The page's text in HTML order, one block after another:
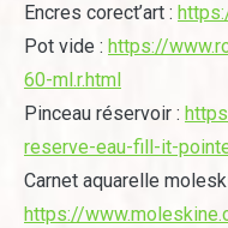
Encres corect’art :
Pot vide : https://
60-ml.r.html
Pinceau réservoir :
reserve-eau-fill-it-
Carnet aquarelle
https://